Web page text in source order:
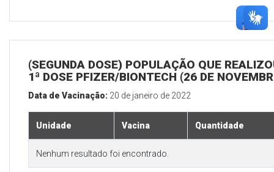
(SEGUNDA DOSE) POPULAÇÃO QUE
1ª DOSE PFIZER/BIONTECH (26 DE
Data de Vacinação: 20 de janeiro de 2022
Unidade Vacina Quantidade
Nenhum resultado foi encontrado.